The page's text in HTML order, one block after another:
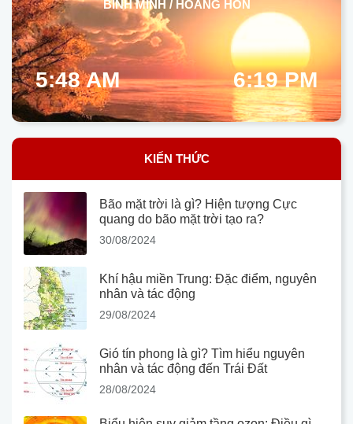
BÌNH MINH / HOÀNG HÔN
5:48 AM 6:19 PM
KIẾN THỨC
Bão mặt trời là gì? Hiện tượng Cực
quang do bão mặt trời tạo ra?
30/08/2024
Khí hậu miền Trung: Đặc điểm, nguyên
nhân và tác động
29/08/2024
Gió tín phong là gì? Tìm hiểu nguyên
nhân và tác động đến Trái Đất
28/08/2024